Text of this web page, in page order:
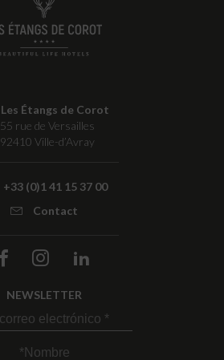
Les Étangs de Corot
55 rue de Versailles
92410 Ville-d’Avray
+33 (0)1 41 15 37 00
Contact
NEWSLETTER